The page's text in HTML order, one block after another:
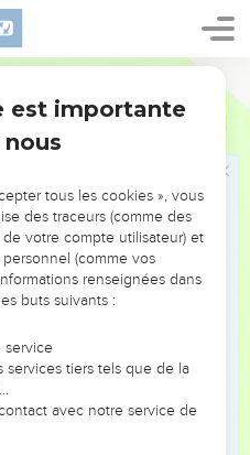
de vos ancêtres !
échapperez-vous au
des prophètes, des sages
tuerez et crucifierez les
dans vos synagogues et vous
le sang innocent versé sur
juste jusqu'au sang de
avez tué entre le temple
est importante
tous les cookies », vous
des traceurs (comme des
votre compte utilisateur) et
(comme vos
renseignées dans
buts suivants :
service
services tiers tels que de la
avec notre service de